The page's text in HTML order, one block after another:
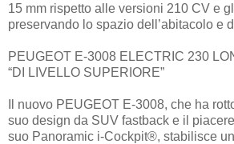
15 mm rispetto alle versioni 210 CV e
preservando lo spazio dell’abitacolo e
PEUGEOT E-3008 ELECTRIC 230
“DI LIVELLO SUPERIORE”
Il nuovo PEUGEOT E-3008, che ha
suo design da SUV fastback e il
suo Panoramic i-Cockpit®, stabilisce